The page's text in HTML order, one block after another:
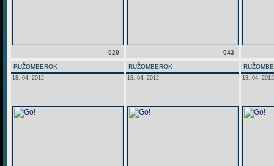
020 043
RUŽOMBEROK
18. 04. 2012
RUŽOMBEROK
18. 04. 2012 18. 04. 2012